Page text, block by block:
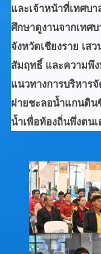
และเจ้าหน้าที่เทศบ
ศึกษาดูงานจากเทศ
จังหวัดเชียงราย เส
สัมฤทธิ์ และความพึ
แนวทางการบริหาร
ฝายชะลอน้ำแกนดิน
น้ำเพื่อท้องถิ่นพึ่งตนเ